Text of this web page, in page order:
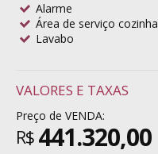
Alarme
Área de serviço cozinha
Lavabo
VALORES E TAXAS
Preço de VENDA:
R$ 441.320,00